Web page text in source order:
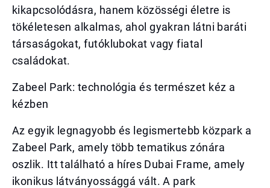
kikapcsolódásra, hanem közösségi életre is
tökéletesen alkalmas, ahol gyakran látni baráti
társaságokat, futóklubokat vagy fiatal
családokat.
Zabeel Park: technológia és természet kéz a
kézben
Az egyik legnagyobb és legismertebb közpark a
Zabeel Park, amely több tematikus zónára
oszlik. Itt található a híres Dubai Frame, amely
ikonikus látványossággá vált. A park